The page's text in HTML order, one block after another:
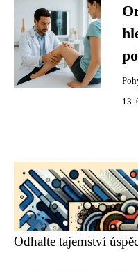
13.
Odhalte tajemství